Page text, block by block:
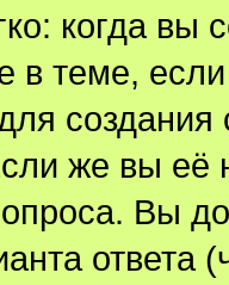
когда вы
в теме,
же вы её
Вы
ответа